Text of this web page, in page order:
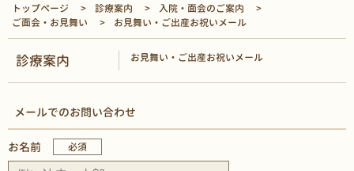
トップページ 診療案内
入院・面会のご案内
ご面会・お見舞い
お見舞い・ご出産お祝いメール
診療案内 お見舞い・ご出産お祝いメール
メールでのお問い合わせ
お名前 必須